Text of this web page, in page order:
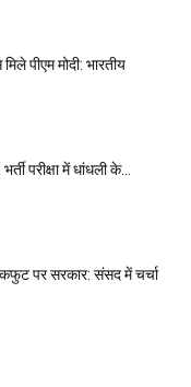
पीएम मोदी: भारतीय
परीक्षा में धांधली के...
पर सरकार: संसद में चर्चा